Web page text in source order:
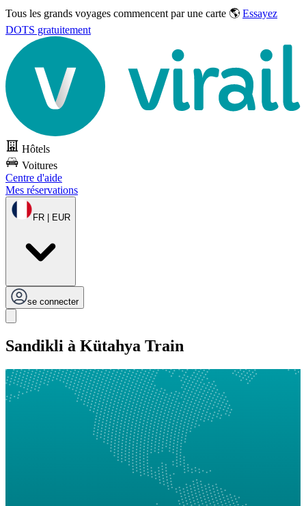
Tous les grands voyages commencent par une carte 🌎 Essayez
DOTS gratuitement
Hôtels
Voitures
Centre d'aide
Mes réservations
FR | EUR
se connecter
Sandikli à Kütahya Train